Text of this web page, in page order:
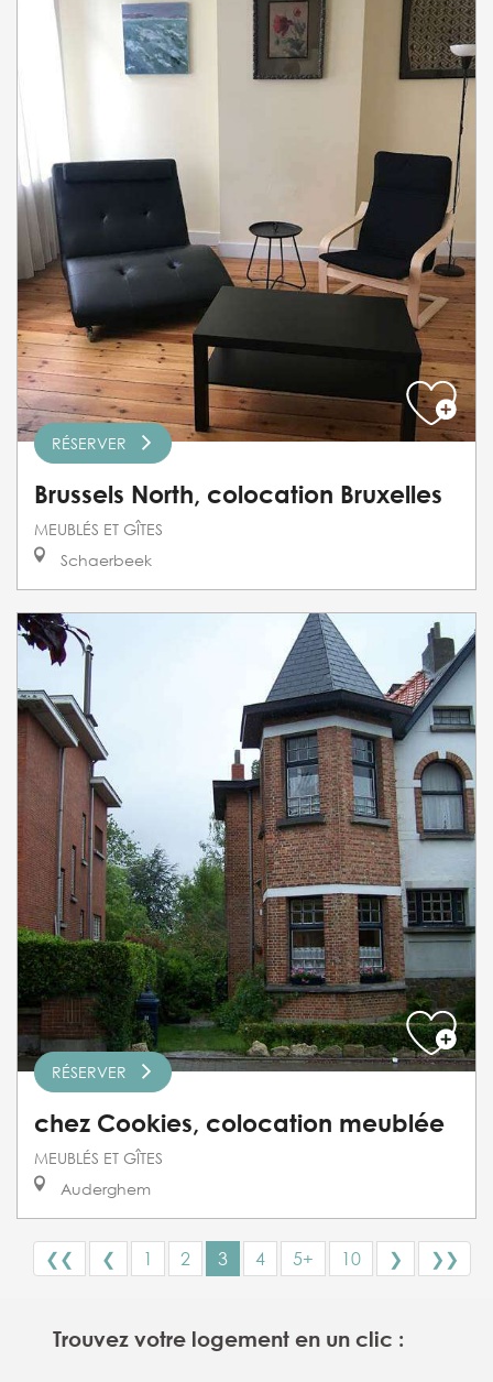
RÉSERVER
Brussels North, colocation Bruxelles
MEUBLÉS ET GÎTES
Schaerbeek
RÉSERVER
chez Cookies, colocation meublée
MEUBLÉS ET GÎTES
Auderghem
❮❮ ❮ 1 2 3 4 5+ 10 ❯ ❯❯
Trouvez votre logement en un clic :